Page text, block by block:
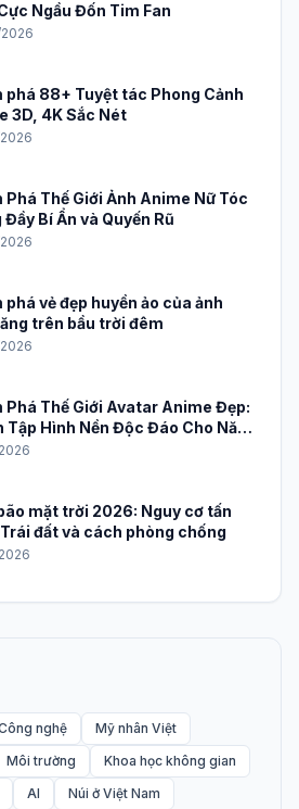
Ngầu Đốn Tim Fan
phá 88+ Tuyệt tác Phong Cảnh
3D, 4K Sắc Nét
Phá Thế Giới Ảnh Anime Nữ Tóc
Đầy Bí Ẩn và Quyến Rũ
phá vẻ đẹp huyền ảo của ảnh
trên bầu trời đêm
Phá Thế Giới Avatar Anime Đẹp:
Tập Hình Nền Độc Đáo Cho Năm
mặt trời 2026: Nguy cơ tấn
đất và cách phòng chống
nghệ
Mỹ nhân Việt
Môi trường
Khoa học không gian
AI
Núi ở Việt Nam